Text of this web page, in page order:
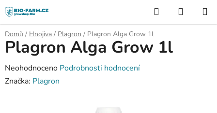
Přejít
na
obsah
Hledat
KOŠÍK
Domů / Hnojiva / Plagron / Plagron Alga Grow 1l
Plagron Alga Grow 1l
Průměrné
hodnocení
Neohodnoceno Podrobnosti hodnocení
Značka: Plagron